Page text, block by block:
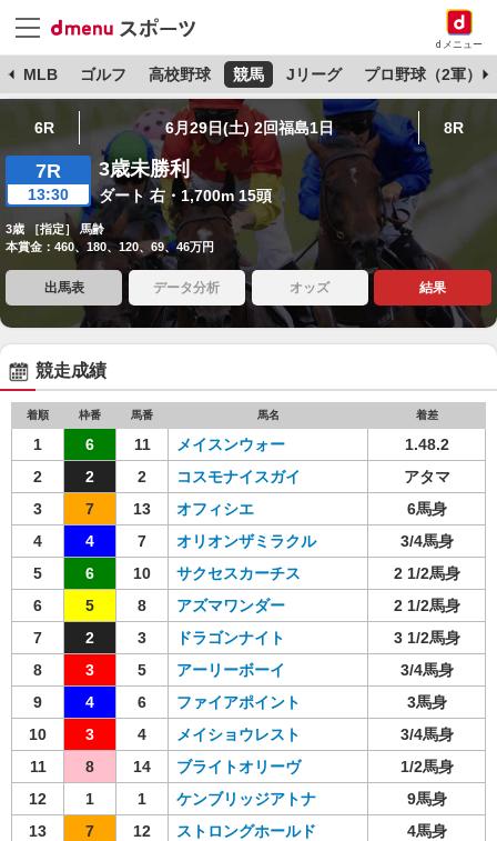
dメニュー
MLB ゴルフ 高校野球 競馬 Jリーグ プロ野球（2軍）
6R 6月29日(土) 2回福島1日 8R
7R
13:30
3歳未勝利
ダート 右・1,700m 15頭
3歳 ［指定］ 馬齢
本賞金：460、180、120、69、46万円
出馬表 データ分析 オッズ 結果
競走成績
着順 枠番 馬番 馬名 着差
1 6 11 メイスンウォー
1.48.2
2
2 2 コスモナイスガイ
アタマ
3
7 13 オフィシエ
6馬身
4
4 7 オリオンザミラクル
3/4馬身
5
6 10 サクセスカーチス
2 1/2馬身
6
5 8 アズマワンダー
2 1/2馬身
7
2 3 ドラゴンナイト
3 1/2馬身
8
3 5 アーリーボーイ
3/4馬身
9
4 6 ファイアポイント
3馬身
10
3 4 メイショウレスト
3/4馬身
11
8 14 ブライトオリーヴ
1/2馬身
12
1 1 ケンブリッジアトナ
9馬身
13
7 12 ストロングホールド
4馬身